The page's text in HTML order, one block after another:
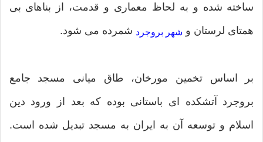
ساخته شده و به لحاظ معماری و قدمت، از بناهای بی
همتای لرستان و شهر بروجرد شمرده می شود.
بر اساس تخمین مورخان، طاق میانی مسجد جامع
بروجرد آتشكده ای باستانی بوده كه بعد از ورود دین
اسلام و توسعه آن به ایران به مسجد تبدیل شده است.